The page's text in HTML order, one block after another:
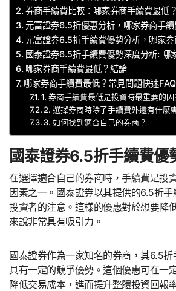
券商手續費比較：哪家券商手續費最低？
元富證券6.5折優惠分析，哪家券商手續
元富證券6.5折手續費優勢分析，哪家券
國泰證券6.5折手續費優勢深度分析: 哪
哪家券商手續費最低？結論
哪家券商手續費最低？常見問題快速FAQ
1. 券商手續費最低是投資時最重要的因
2. 選擇券商時除了手續費外還有什麼
3. 如何找到適合自己的券商？
國泰證券6.5折手續費優
在選擇適合自己的券商時，手續費是投
因素之一。國泰證券以其提供的6.5折
投資者的注意。這樣的優惠對於想要降
來說非常具有吸引力。
國泰證券作為一家知名的券商，其6.5
具有一定的競爭優勢。這個優惠可在一
降低交易成本，進而提升整體投資回報